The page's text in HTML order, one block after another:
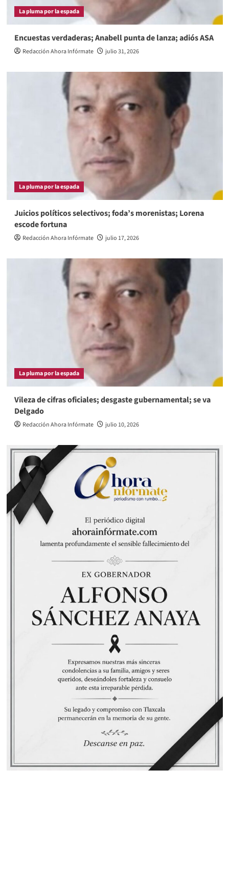
La pluma por la espada
Encuestas verdaderas; Anabell punta de lanza; adiós ASA
Redacción Ahora Infórmate julio 31, 2026
La pluma por la espada
Juicios políticos selectivos; foda’s morenistas; Lorena
escode fortuna
Redacción Ahora Infórmate julio 17, 2026
La pluma por la espada
Vileza de cifras oficiales; desgaste gubernamental; se va
Delgado
Redacción Ahora Infórmate julio 10, 2026